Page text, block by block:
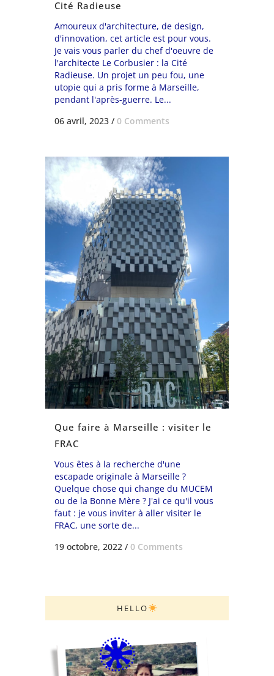
Cité Radieuse
Amoureux d'architecture, de design,
d'innovation, cet article est pour vous.
Je vais vous parler du chef d'oeuvre de
l'architecte Le Corbusier : la Cité
Radieuse. Un projet un peu fou, une
utopie qui a pris forme à Marseille,
pendant l'après-guerre. Le...
06 avril, 2023 / 0 Comments
Que faire à Marseille : visiter le
FRAC
Vous êtes à la recherche d'une
escapade originale à Marseille ?
Quelque chose qui change du MUCEM
ou de la Bonne Mère ? J'ai ce qu'il vous
faut : je vous inviter à aller visiter le
FRAC, une sorte de...
19 octobre, 2022 / 0 Comments
HELLO